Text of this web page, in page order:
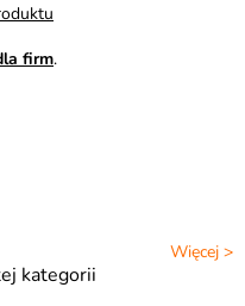
firm.
Więcej >
kategorii